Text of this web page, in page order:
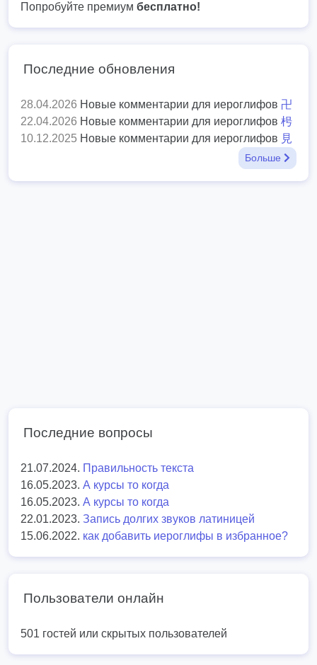
Попробуйте премиум бесплатно!
Последние обновления
28.04.2026 Новые комментарии для иероглифов 卍
22.04.2026 Новые комментарии для иероглифов 枵
10.12.2025 Новые комментарии для иероглифов 見
Больше
Последние вопросы
21.07.2024. Правильность текста
16.05.2023. А курсы то когда
16.05.2023. А курсы то когда
22.01.2023. Запись долгих звуков латиницей
15.06.2022. как добавить иероглифы в избранное?
Пользователи онлайн
501 гостей или скрытых пользователей